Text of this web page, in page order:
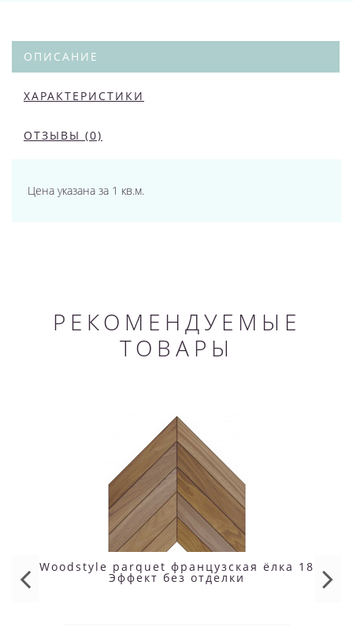
ОПИСАНИЕ
ХАРАКТЕРИСТИКИ
ОТЗЫВЫ (0)
Цена указана за 1 кв.м.
РЕКОМЕНДУЕМЫЕ
ТОВАРЫ
Woodstyle parquet французская ёлка 18
Эффект без отделки